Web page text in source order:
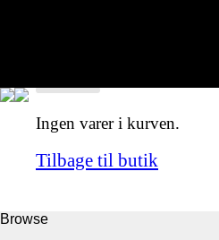
Ingen varer i kurven.
Tilbage til butik
Browse